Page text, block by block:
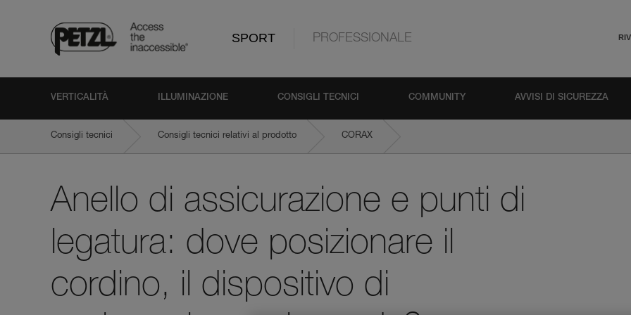
SPORT PROFESSIONALE
VERTICALITÀ ILLUMINAZIONE CONSIGLI TECNICI COMMUNITY AVVISI DI SICUREZZA
Consigli tecnici Consigli tecnici relativi al prodotto CORAX
Anello di assicurazione e punti di
legatura: dove posizionare il
cordino, il dispositivo di